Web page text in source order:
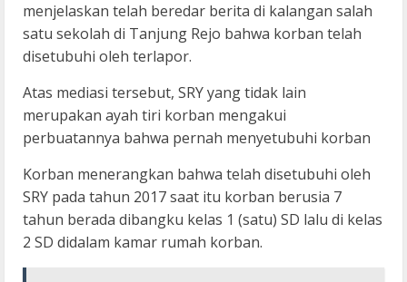
menjelaskan telah beredar berita di kalangan salah
satu sekolah di Tanjung Rejo bahwa korban telah
disetubuhi oleh terlapor.
Atas mediasi tersebut, SRY yang tidak lain
merupakan ayah tiri korban mengakui
perbuatannya bahwa pernah menyetubuhi korban
Korban menerangkan bahwa telah disetubuhi oleh
SRY pada tahun 2017 saat itu korban berusia 7
tahun berada dibangku kelas 1 (satu) SD lalu di kelas
2 SD didalam kamar rumah korban.